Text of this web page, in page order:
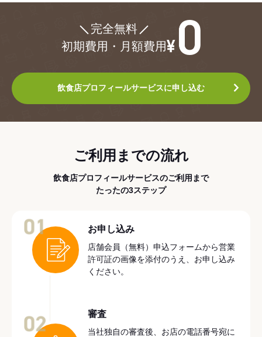
完全無料
初期費用・月額費用
飲食店プロフィールサービスに申し込む
ご利用までの流れ
飲食店プロフィールサービスのご利用まで
たったの3ステップ
お申し込み
店舗会員（無料）申込フォームから営業
許可証の画像を添付のうえ、お申し込み
ください。
審査
当社独自の審査後、お店の電話番号宛に